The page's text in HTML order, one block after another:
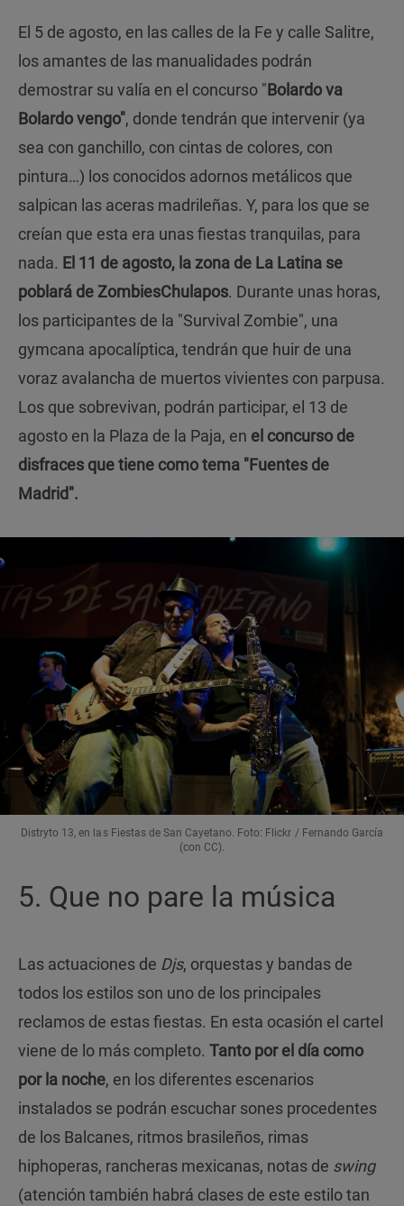
El 5 de agosto, en las calles de la Fe y calle Salitre,
los amantes de las manualidades podrán
demostrar su valía en el concurso "Bolardo va
Bolardo vengo", donde tendrán que intervenir (ya
sea con ganchillo, con cintas de colores, con
pintura…) los conocidos adornos metálicos que
salpican las aceras madrileñas. Y, para los que se
creían que esta era unas fiestas tranquilas, para
nada. El 11 de agosto, la zona de La Latina se
poblará de ZombiesChulapos. Durante unas horas,
los participantes de la "Survival Zombie", una
gymcana apocalíptica, tendrán que huir de una
voraz avalancha de muertos vivientes con parpusa.
Los que sobrevivan, podrán participar, el 13 de
agosto en la Plaza de la Paja, en el concurso de
disfraces que tiene como tema "Fuentes de
Madrid".
Distryto 13, en las Fiestas de San Cayetano. Foto: Flickr / Fernando García
(con CC).
5. Que no pare la música
Las actuaciones de Djs, orquestas y bandas de
todos los estilos son uno de los principales
reclamos de estas fiestas. En esta ocasión el cartel
viene de lo más completo. Tanto por el día como
por la noche, en los diferentes escenarios
instalados se podrán escuchar sones procedentes
de los Balcanes, ritmos brasileños, rimas
hiphoperas, rancheras mexicanas, notas de swing
(atención también habrá clases de este estilo tan